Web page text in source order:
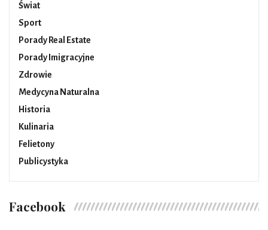
Świat
Sport
Porady Real Estate
Porady Imigracyjne
Zdrowie
Medycyna Naturalna
Historia
Kulinaria
Felietony
Publicystyka
Facebook